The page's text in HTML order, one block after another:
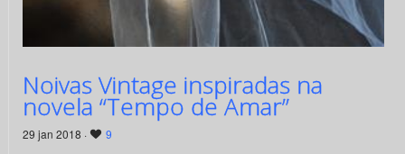
Noivas Vintage inspiradas na
novela “Tempo de Amar”
29 jan 2018 · 9